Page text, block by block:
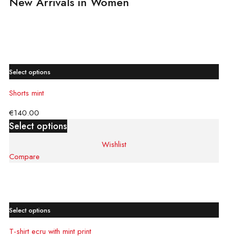
Select options
Shorts mint
€140.00
Select options
Wishlist
Compare
Select options
T-shirt ecru with mint print